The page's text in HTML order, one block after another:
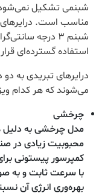
شبنمی تشکیل نمی‌شود،
مناسب است. درایرهای
شبنم ۳ درجه
استفاده گسترده‌ای قرار
درایرهای تبریدی
می‌شوند که هر کدام
چرخشی
مدل چرخشی به دلیل
محبوبیت زیادی در
کمپرسور پیستونی
با سرعت ثابت و به
بهره‌وری انرژی آن